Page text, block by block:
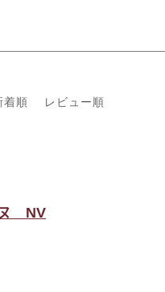
着順 レビュー順
ヌ NV